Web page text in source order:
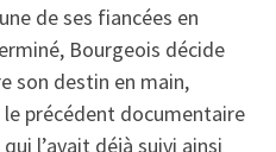
de ses fiancées en
Bourgeois décide
son destin en main,
le précédent documentaire
l’avait déjà suivi ainsi